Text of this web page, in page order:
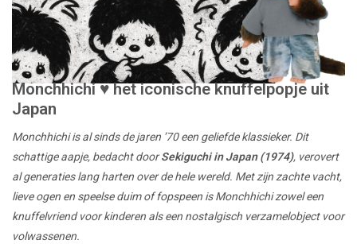
Merken
Monchhichi ♥ het iconische knuffelpopje uit
Japan
Monchhichi is al sinds de jaren ’70 een geliefde klassieker. Dit
schattige aapje, bedacht doorSekiguchi in Japan (1974), verovert
al generaties lang harten over de hele wereld. Met zijn zachte vacht,
lieve ogen en speelse duim of fopspeen is Monchhichi zowel een
knuffelvriend voor kinderen als een nostalgisch verzamelobject voor
volwassenen.